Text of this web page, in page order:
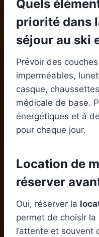
Quels
priorité dans
séjour au ski
Prévoir des
imperméables,
casque,
médicale de base.
énergétiques et à
pour chaque jour.
Location de
réserver
Oui, réserver la
permet de choisir la
l’attente et souvent